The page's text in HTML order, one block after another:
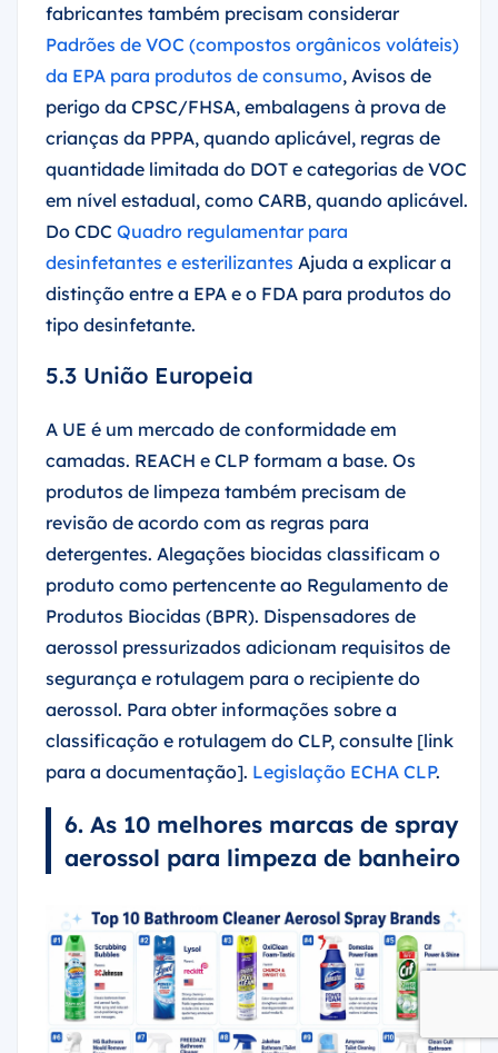
fabricantes também precisam considerar
Padrões de VOC (compostos orgânicos voláteis)
da EPA para produtos de consumo, Avisos de
perigo da CPSC/FHSA, embalagens à prova de
crianças da PPPA, quando aplicável, regras de
quantidade limitada do DOT e categorias de VOC
em nível estadual, como CARB, quando aplicável.
Do CDC Quadro regulamentar para
desinfetantes e esterilizantes Ajuda a explicar a
distinção entre a EPA e o FDA para produtos do
tipo desinfetante.
5.3 União Europeia
A UE é um mercado de conformidade em
camadas. REACH e CLP formam a base. Os
produtos de limpeza também precisam de
revisão de acordo com as regras para
detergentes. Alegações biocidas classificam o
produto como pertencente ao Regulamento de
Produtos Biocidas (BPR). Dispensadores de
aerossol pressurizados adicionam requisitos de
segurança e rotulagem para o recipiente do
aerossol. Para obter informações sobre a
classificação e rotulagem do CLP, consulte [link
para a documentação]. Legislação ECHA CLP.
6. As 10 melhores marcas de spray
aerossol para limpeza de banheiro